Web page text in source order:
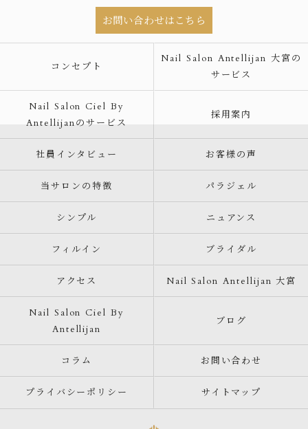
お問い合わせはこちら
コンセプト
Nail Salon Antellijan 大宮の
サービス
Nail Salon Ciel By
Antellijanのサービス
採用案内
社員インタビュー お客様の声
当サロンの特徴 パラジェル
シンプル ニュアンス
フィルイン ブライダル
アクセス Nail Salon Antellijan 大宮
Nail Salon Ciel By
Antellijan
ブログ
コラム お問い合わせ
プライバシーポリシー サイトマップ